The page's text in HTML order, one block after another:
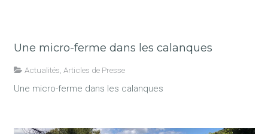
Une micro-ferme dans les calanques
Actualités Articles de Presse
Une micro-ferme dans les calanques